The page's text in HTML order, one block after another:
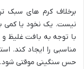
برخلاف کرم های سبک
نیست. یک نخود یا کمی
با توجه به بافت غلیظ
مناسبی را ایجاد کند.
حس سنگینی موقتی شود.